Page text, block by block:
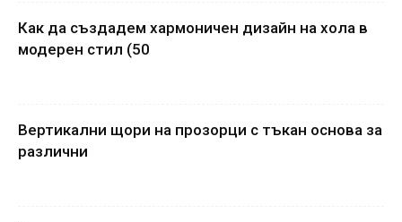
Как да създадем хармоничен дизайн на хола в
модерен стил (50
Вертикални щори на прозорци с тъкан основа за
различни